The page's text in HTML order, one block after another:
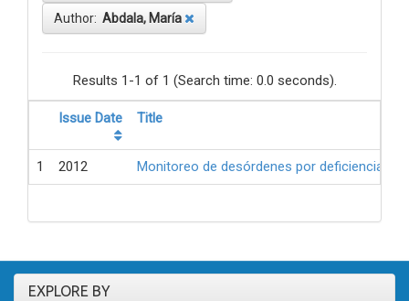
Author: Abdala, María
Results 1-1 of 1 (Search time: 0.0 seconds).
Issue Date Title
1 2012 Monitoreo de desórdenes por deficiencia
EXPLORE BY